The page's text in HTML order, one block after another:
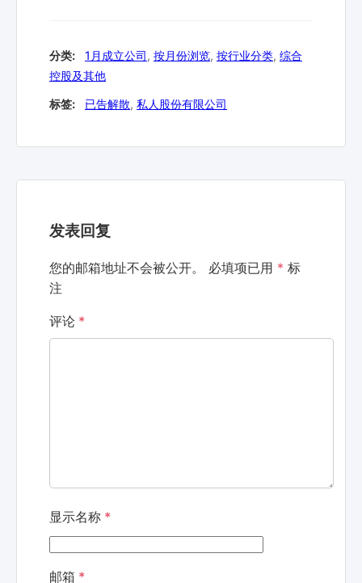
分类: 1月成立公司, 按月份浏览, 按行业分类, 综合
控股及其他
标签: 已告解散, 私人股份有限公司
发表回复
您的邮箱地址不会被公开。 必填项已用 * 标
注
评论 *
显示名称 *
邮箱 *